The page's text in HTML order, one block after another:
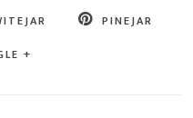
PINEJAR
+